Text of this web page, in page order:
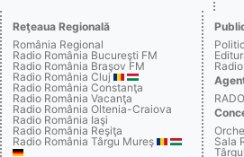
Reţeaua Regională
România Regional
Radio România Bucureşti FM
Radio România Braşov FM
Radio România Cluj
Radio România Constanţa
Radio România Vacanţa
Radio România Oltenia-Craiova
Radio România Iaşi
Radio România Reşiţa
Radio România Târgu Mureş
Sala